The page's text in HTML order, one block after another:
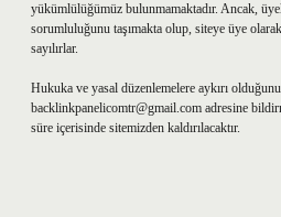
yükümlülüğümüz bulunmamaktadır. Ancak,
sorumluluğunu taşımakta olup, siteye üye
sayılırlar.
Hukuka ve yasal düzenlemelere aykırı
backlinkpanelicomtr@gmail.com adresine
süre içerisinde sitemizden kaldırılacaktır.